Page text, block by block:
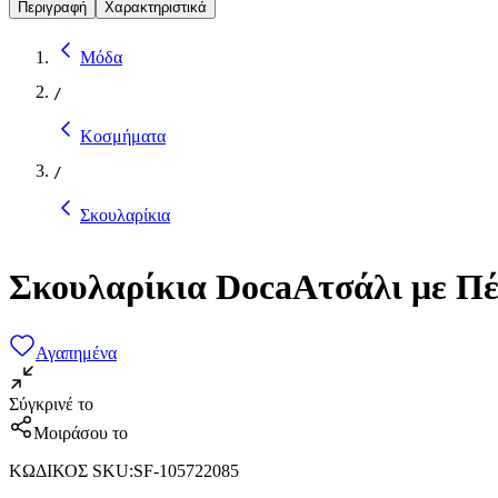
Περιγραφή Χαρακτηριστικά
Μόδα
/
Κοσμήματα
/
Σκουλαρίκια
Σκουλαρίκια DocaΑτσάλι με
Αγαπημένα
Σύγκρινέ το
Μοιράσου το
ΚΩΔΙΚΟΣ SKU:SF-105722085